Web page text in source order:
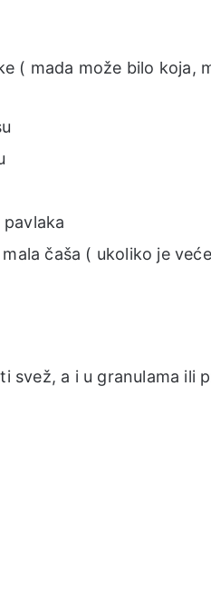
( mada može bilo koja,
pavlaka
čaša ( ukoliko je
svež, a i u granulama ili